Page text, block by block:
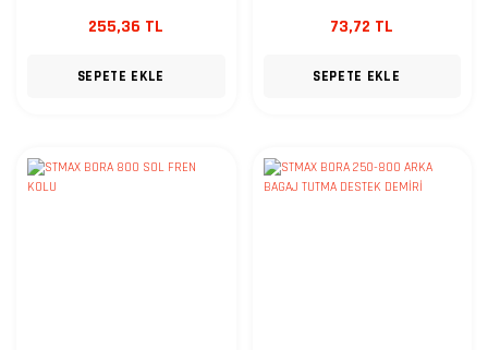
255,36 TL
SEPETE EKLE
73,72 TL
SEPETE EKLE